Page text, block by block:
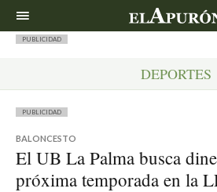
PUBLICIDAD
DEPORTES
PUBLICIDAD
BALONCESTO
El UB La Palma busca
próxima temporada en la